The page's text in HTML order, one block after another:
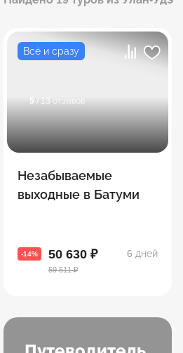
Всё и сразу
5 / 13 отзывов
Незабываемые
выходные в Батуми
-14% 50 630 ₽
59 511 ₽
6 дней